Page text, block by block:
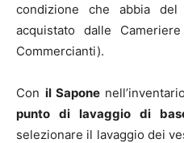
condizione che abbia
acquistato dalle
Commercianti).
Con il Sapone
punto di lavaggio di
selezionare il lavaggio dei